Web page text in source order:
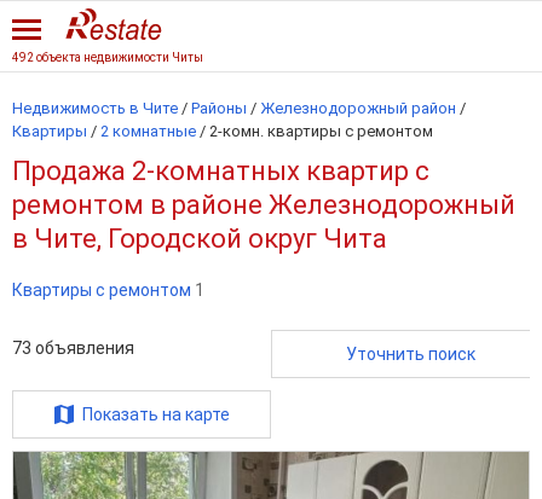
492 объекта недвижимости Читы
Недвижимость в Чите / Районы / Железнодорожный район /
Квартиры / 2 комнатные / 2-комн. квартиры с ремонтом
Продажа 2-комнатных квартир с
ремонтом в районе Железнодорожный
в Чите, Городской округ Чита
Квартиры с ремонтом 1
73 объявления Уточнить поиск
Показать на карте